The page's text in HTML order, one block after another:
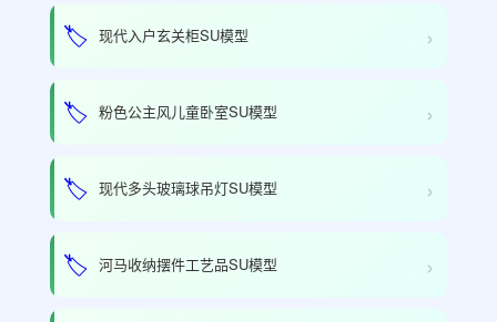
🏷️ 现代入户玄关柜SU模型 ›
🏷️ 粉色公主风儿童卧室SU模型 ›
🏷️ 现代多头玻璃球吊灯SU模型 ›
🏷️ 河马收纳摆件工艺品SU模型 ›